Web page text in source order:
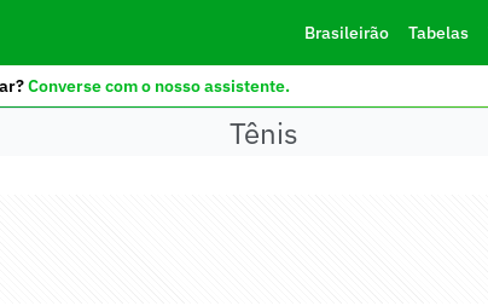
Brasileirão Tabelas
Converse com o nosso assistente.
Tênis